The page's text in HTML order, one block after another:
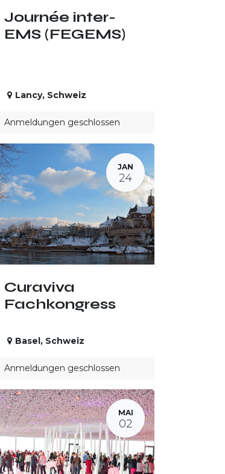
Journée inter-
EMS (FEGEMS)
Lancy, Schweiz
Anmeldungen geschlossen
JAN
24
Curaviva
Fachkongress
Basel, Schweiz
Anmeldungen geschlossen
MAI
02